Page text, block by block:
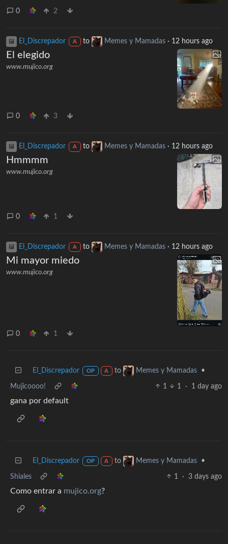
0 2
El_Discrepador A to Memes y Mamadas · 12 hours ago
El elegido
www.mujico.org
0 3
El_Discrepador A to Memes y Mamadas · 12 hours ago
Hmmmm
www.mujico.org
0 1
El_Discrepador A to Memes y Mamadas · 12 hours ago
Mi mayor miedo
www.mujico.org
0 1
El_Discrepador OP A to Memes y Mamadas •
Mujicoooo! 1 1 · 1 day ago
gana por default
El_Discrepador OP A to Memes y Mamadas •
Shiales 1 · 3 days ago
Como entrar a mujico.org?